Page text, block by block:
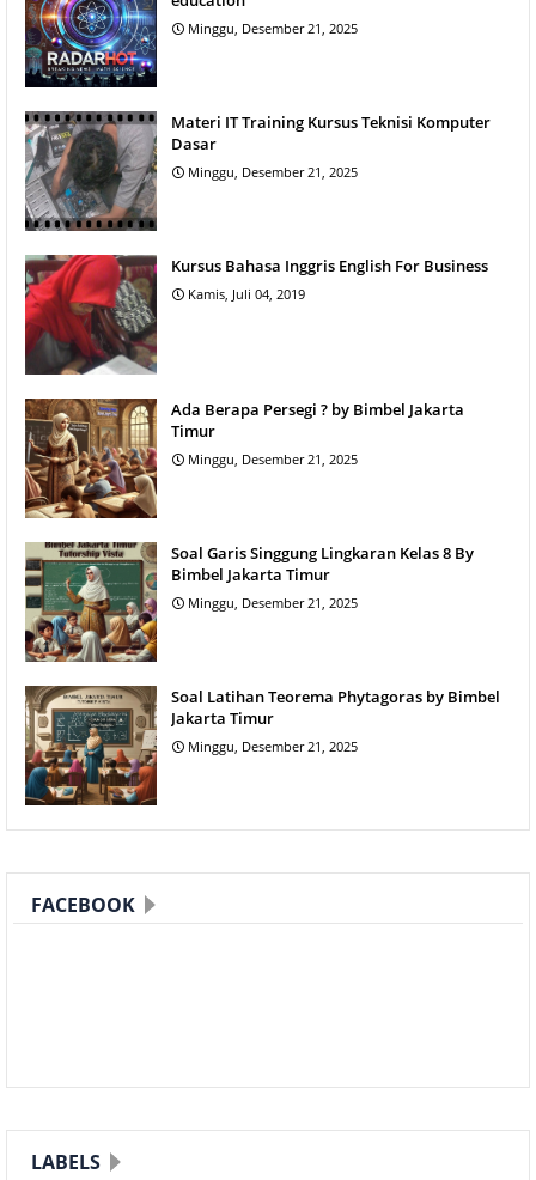
Minggu, Desember 21, 2025
Materi IT Training Kursus Teknisi Komputer
Dasar
Minggu, Desember 21, 2025
Kursus Bahasa Inggris English For Business
Kamis, Juli 04, 2019
Ada Berapa Persegi ? by Bimbel Jakarta
Timur
Minggu, Desember 21, 2025
Soal Garis Singgung Lingkaran Kelas 8 By
Bimbel Jakarta Timur
Minggu, Desember 21, 2025
Soal Latihan Teorema Phytagoras by Bimbel
Jakarta Timur
Minggu, Desember 21, 2025
FACEBOOK
LABELS